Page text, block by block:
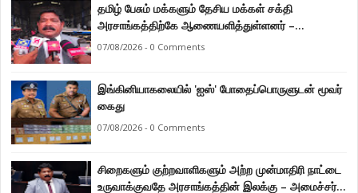
தமிழ் பேசும் மக்களும் தேசிய மக்கள் சக்தி
அரசாங்கத்திற்கே ஆணையளித்துள்ளனர் –
கடற்றொழில் அமைச்சர் இராமலிங்கம் சந்திரசேகர்
07/08/2026 - 0 Comments
இங்கினியாகலையில் 'ஐஸ்' போதைப்பொருளுடன் மூவர்
கைது
07/08/2026 - 0 Comments
சிறைகளும் குற்றவாளிகளும் அற்ற முன்மாதிரி நாட்டை
உருவாக்குவதே அரசாங்கத்தின் இலக்கு – அமைச்சர்